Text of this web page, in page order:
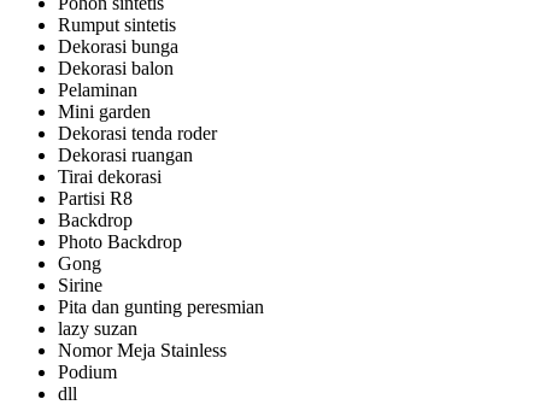
Rumput sintetis
Dekorasi bunga
Dekorasi balon
Pelaminan
Mini garden
Dekorasi tenda roder
Dekorasi ruangan
Tirai dekorasi
Partisi R8
Backdrop
Photo Backdrop
Gong
Sirine
Pita dan gunting peresmian
lazy suzan
Nomor Meja Stainless
Podium
dll